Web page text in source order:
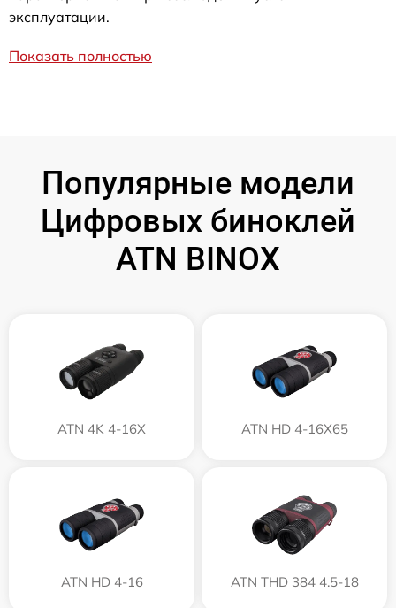
эксплуатации.
Показать полностью
Популярные модели
Цифровых биноклей
ATN BINOX
ATN 4K 4-16X ATN HD 4-16X65
ATN HD 4-16 ATN THD 384 4.5-18